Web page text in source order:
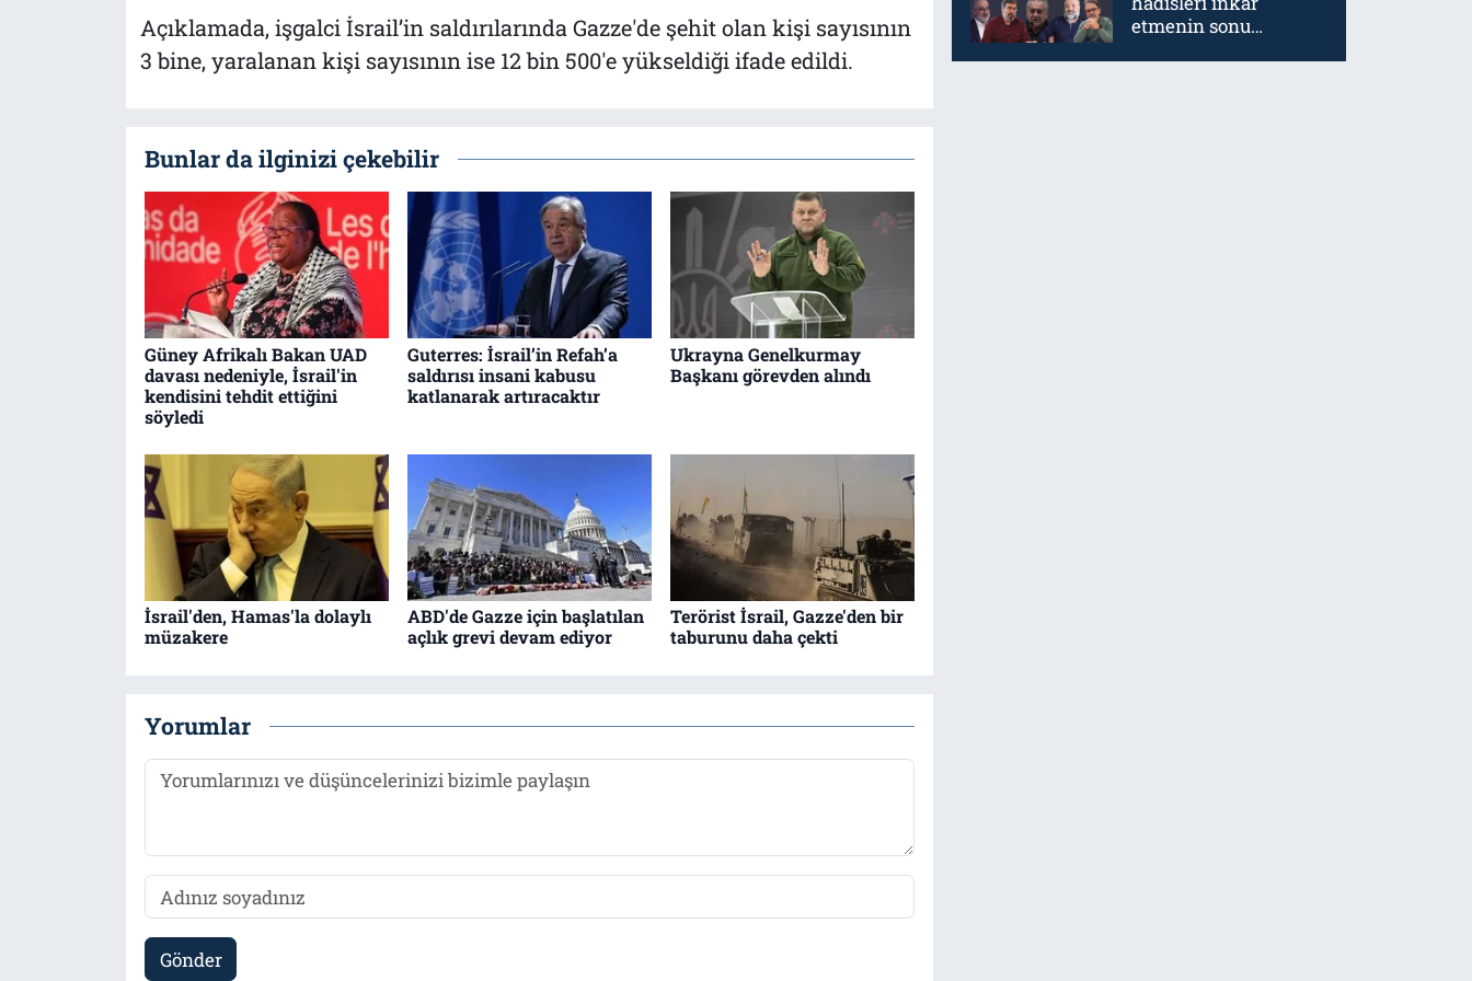
Açıklamada, işgalci İsrail’in saldırılarında Gazze'de şehit olan kişi sayısının
3 bine, yaralanan kişi sayısının ise 12 bin 500'e yükseldiği ifade edildi.
Bunlar da ilginizi çekebilir
Güney Afrikalı Bakan UAD
davası nedeniyle, İsrail'in
kendisini tehdit ettiğini
söyledi
Guterres: İsrail’in Refah’a
saldırısı insani kabusu
katlanarak artıracaktır
Ukrayna Genelkurmay
Başkanı görevden alındı
İsrail'den, Hamas'la dolaylı
müzakere
ABD'de Gazze için başlatılan
açlık grevi devam ediyor
Terörist İsrail, Gazze'den bir
taburunu daha çekti
Yorumlar
Gönder
etmenin sonu